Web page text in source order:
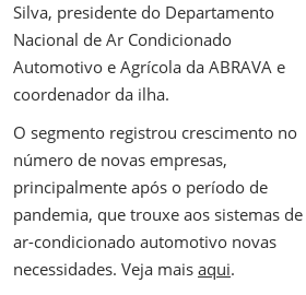
Silva, presidente do Departamento
Nacional de Ar Condicionado
Automotivo e Agrícola da ABRAVA e
coordenador da ilha.
O segmento registrou crescimento no
número de novas empresas,
principalmente após o período de
pandemia, que trouxe aos sistemas de
ar-condicionado automotivo novas
necessidades. Veja mais aqui.